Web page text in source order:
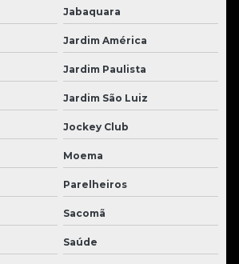
Jabaquara
Jardim América
Jardim Paulista
Jardim São Luiz
Jockey Club
Moema
Parelheiros
Sacomã
Saúde